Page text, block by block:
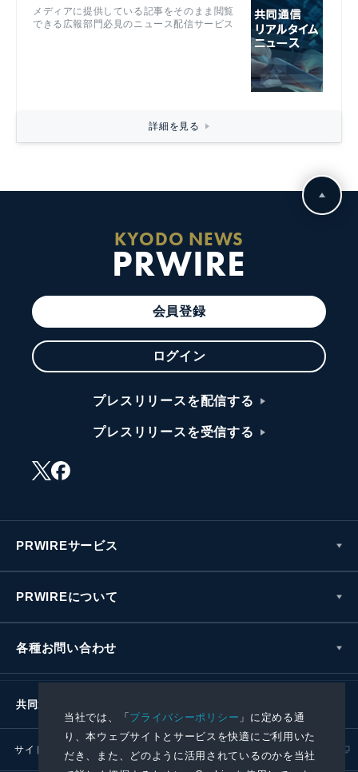
当社では、「プライバシーポリシー 」に定める通
り、本ウェブサイトとサービスを快適にご利用いた
だき、また、どのように活用されているのかを当社
メディアに提供している記事をそのまま閲覧
できる広報部門必見のニュース配信サービス
詳細を見る
KYODO NEWS
PRWIRE
会員登録
ログイン
プレスリリースを配信する
プレスリリースを受信する
PRWIREサービス
PRWIREについて
各種お問い合わせ
共同通信社グループ
サイトポリシー プライバシーポリシー